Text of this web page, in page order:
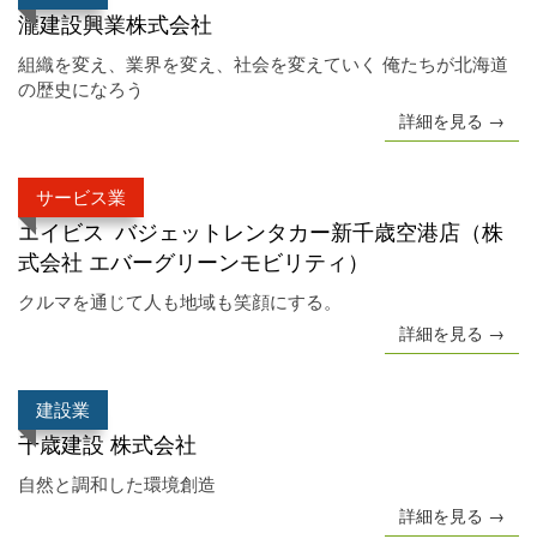
瀧建設興業株式会社
組織を変え、業界を変え、社会を変えていく 俺たちが北海道
の歴史になろう
詳細を見る →
サービス業
エイビス バジェットレンタカー新千歳空港店（株
式会社 エバーグリーンモビリティ）
クルマを通じて人も地域も笑顔にする。
詳細を見る →
建設業
千歳建設 株式会社
自然と調和した環境創造
詳細を見る →